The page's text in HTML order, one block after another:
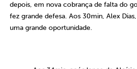
depois, em nova cobrança de falta do
fez grande defesa. Aos 30min, Alex
uma grande oportunidade.